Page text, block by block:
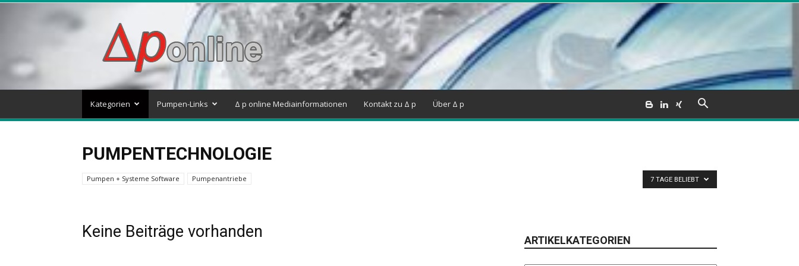
Delta
p
–
Pumpen
Systeme
Blog
Kategorien Pumpen-Links Δ p online Mediainformationen Kontakt zu Δ p Über Δ p
PUMPENTECHNOLOGIE
Pumpen + Systeme Software Pumpenantriebe 7 TAGE BELIEBT
Keine Beiträge vorhanden ARTIKELKATEGORIEN
Artikelkategorien